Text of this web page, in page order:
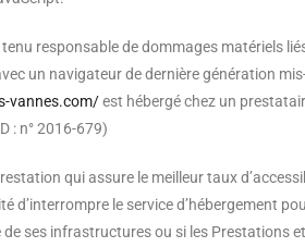
responsable de dommages matériels
un navigateur de dernière génération
vannes.com/est hébergé chez un
: n° 2016-679)
qui assure le meilleur taux
d’interrompre le service d’hébergement
ses infrastructures ou si les Prestations